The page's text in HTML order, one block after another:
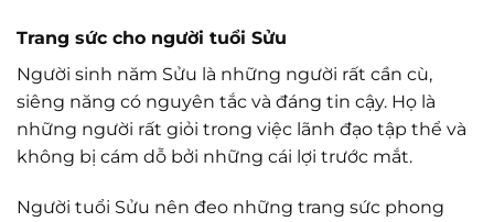
Trang sức cho người tuổi Sửu
Người sinh năm Sửu là những người rất cần cù,
siêng năng có nguyên tắc và đáng tin cậy. Họ là
những người rất giỏi trong việc lãnh đạo tập thể và
không bị cám dỗ bởi những cái lợi trước mắt.
Người tuổi Sửu nên đeo những trang sức phong